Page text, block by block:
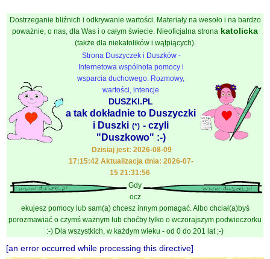
Dostrzeganie bliźnich i odkrywanie wartości. Materiały na wesoło i na bardzo
poważnie, o nas, dla Was i o całym świecie. Nieoficjalna strona katolicka
(także dla niekatolików i wątpiących).
Strona Duszyczek i Duszków -
Internetowa wspólnota pomocy i
wsparcia duchowego. Rozmowy,
wartości, intencje
DUSZKI.PL
a tak dokładnie to Duszyczki
i Duszki (*) - czyli
"Duszkowo" :-)
Dzisiaj jest: 2026-08-09
17:15:42 Aktualizacja dnia: 2026-07-
15 21:31:56
Gdy
ocz
ekujesz pomocy lub sam(a) chcesz innym pomagać. Albo chciał(a)byś
porozmawiać o czymś ważnym lub choćby tylko o wczorajszym podwieczorku
:-) Dla wszystkich, w każdym wieku - od 0 do 201 lat ;-)
[an error occurred while processing this directive]